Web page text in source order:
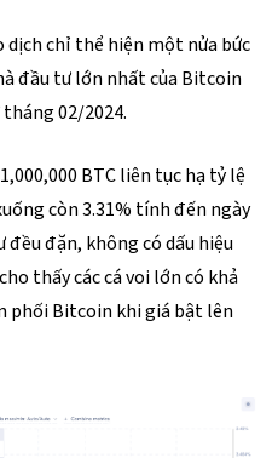
dịch chỉ thể hiện một nửa bức
đầu tư lớn nhất của Bitcoin
02/2024.
BTC liên tục hạ tỷ lệ
còn 3.31% tính đến ngày
đều đặn, không có dấu hiệu
thấy các cá voi lớn có khả
phối Bitcoin khi giá bật lên